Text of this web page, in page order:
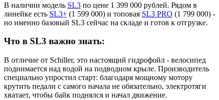
В наличии модель SL3 по цене 1 399 000 рублей. Рядом в
линейке есть SL3+ (1 599 000) и топовая SL3 PRO (1 799 000) -
но именно базовый SL3 сейчас на складе и готов к отгрузке.
Что в SL3 важно знать:
В отличие от Schiller, это настоящий гидрофойл - велосипед
поднимается над водой на подводном крыле. Производитель
специально упростил старт: благодаря мощному мотору
крутить педали с самого начала не обязательно, электротяги
хватает, чтобы байк поднялся и начал движение.